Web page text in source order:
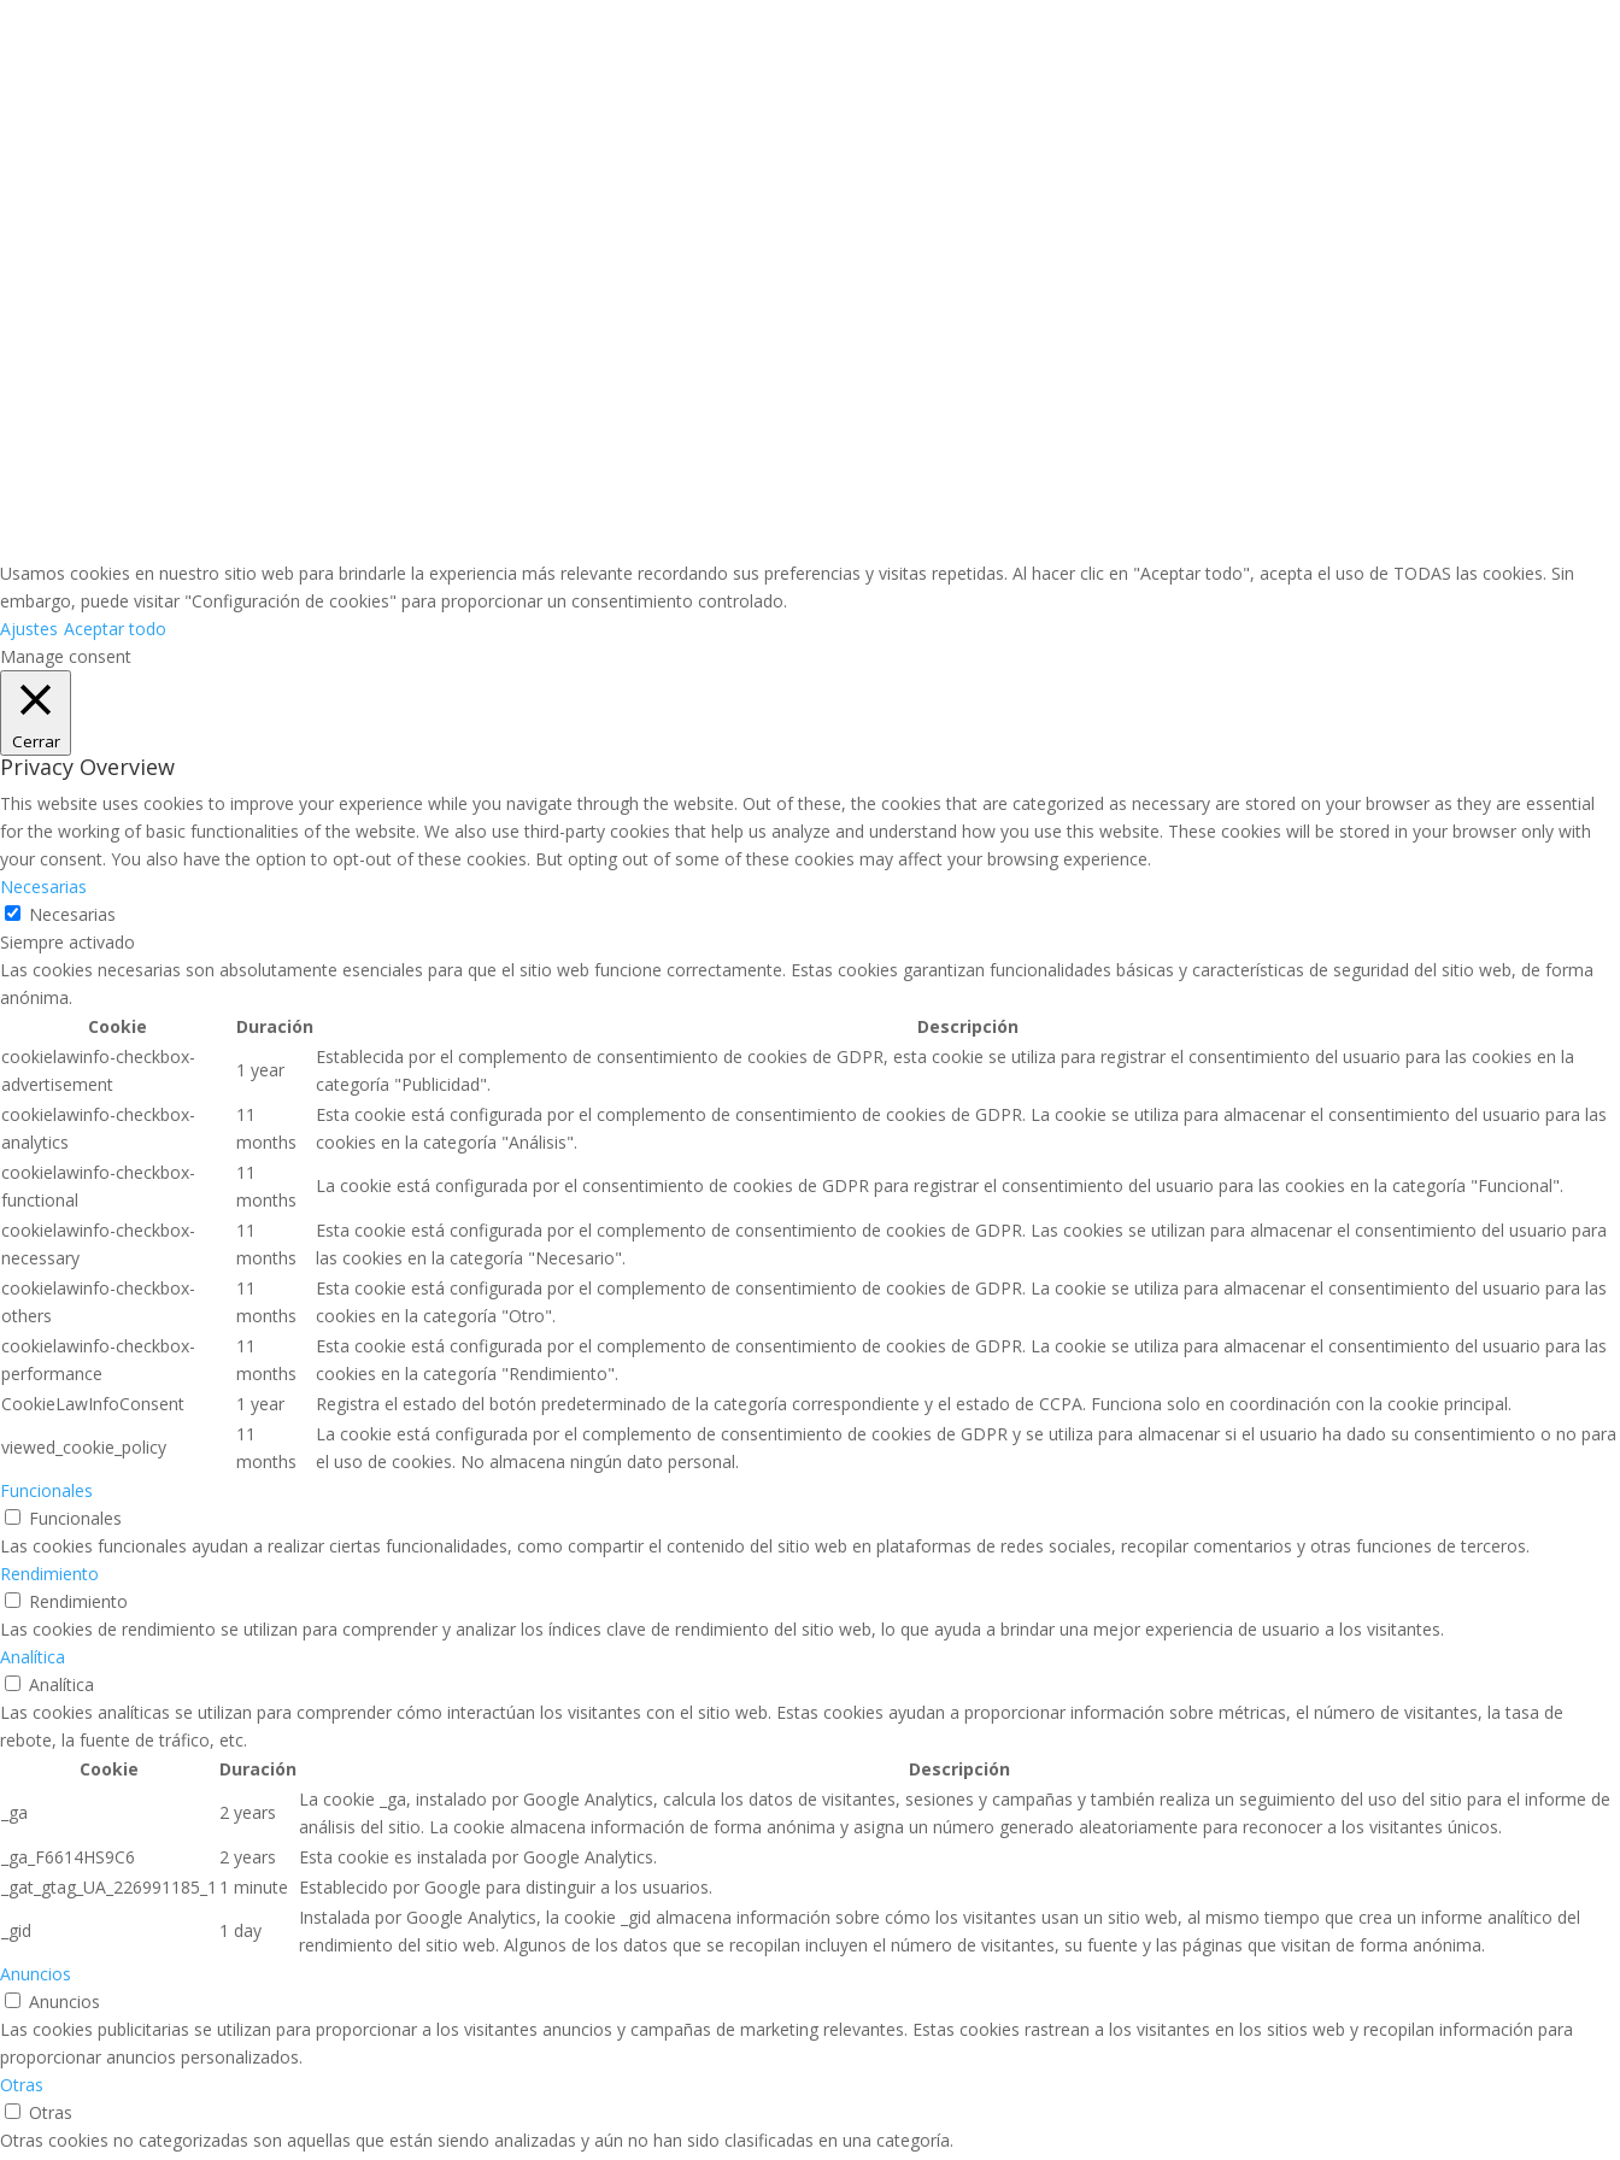
Usamos cookies en nuestro sitio web para brindarle la experiencia más relevante recordando sus preferencias y visitas repetidas. Al hacer clic en "Aceptar todo", acepta el uso de TODAS las cookies. Sin
embargo, puede visitar "Configuración de cookies" para proporcionar un consentimiento controlado.
Ajustes Aceptar todo
Manage consent
Cerrar
Privacy Overview
This website uses cookies to improve your experience while you navigate through the website. Out of these, the cookies that are categorized as necessary are stored on your browser as they are essential
for the working of basic functionalities of the website. We also use third-party cookies that help us analyze and understand how you use this website. These cookies will be stored in your browser only with
your consent. You also have the option to opt-out of these cookies. But opting out of some of these cookies may affect your browsing experience.
Necesarias
Necesarias
Siempre activado
Las cookies necesarias son absolutamente esenciales para que el sitio web funcione correctamente. Estas cookies garantizan funcionalidades básicas y características de seguridad del sitio web, de forma
anónima.
Cookie
Duración
Descripción
cookielawinfo-checkbox-
advertisement
1 year
Establecida por el complemento de consentimiento de cookies de GDPR, esta cookie se utiliza para registrar el consentimiento del usuario para las cookies en la
categoría "Publicidad".
cookielawinfo-checkbox-
analytics
11
months
Esta cookie está configurada por el complemento de consentimiento de cookies de GDPR. La cookie se utiliza para almacenar el consentimiento del usuario para las
cookies en la categoría "Análisis".
cookielawinfo-checkbox-
functional
11
months
La cookie está configurada por el consentimiento de cookies de GDPR para registrar el consentimiento del usuario para las cookies en la categoría "Funcional".
cookielawinfo-checkbox-
necessary
11
months
Esta cookie está configurada por el complemento de consentimiento de cookies de GDPR. Las cookies se utilizan para almacenar el consentimiento del usuario para
las cookies en la categoría "Necesario".
cookielawinfo-checkbox-
others
11
months
Esta cookie está configurada por el complemento de consentimiento de cookies de GDPR. La cookie se utiliza para almacenar el consentimiento del usuario para las
cookies en la categoría "Otro".
cookielawinfo-checkbox-
performance
11
months
Esta cookie está configurada por el complemento de consentimiento de cookies de GDPR. La cookie se utiliza para almacenar el consentimiento del usuario para las
cookies en la categoría "Rendimiento".
CookieLawInfoConsent
1 year
Registra el estado del botón predeterminado de la categoría correspondiente y el estado de CCPA. Funciona solo en coordinación con la cookie principal.
viewed_cookie_policy
11
months
La cookie está configurada por el complemento de consentimiento de cookies de GDPR y se utiliza para almacenar si el usuario ha dado su consentimiento o no para
el uso de cookies. No almacena ningún dato personal.
Funcionales
Funcionales
Las cookies funcionales ayudan a realizar ciertas funcionalidades, como compartir el contenido del sitio web en plataformas de redes sociales, recopilar comentarios y otras funciones de terceros.
Rendimiento
Rendimiento
Las cookies de rendimiento se utilizan para comprender y analizar los índices clave de rendimiento del sitio web, lo que ayuda a brindar una mejor experiencia de usuario a los visitantes.
Analítica
Analítica
Las cookies analíticas se utilizan para comprender cómo interactúan los visitantes con el sitio web. Estas cookies ayudan a proporcionar información sobre métricas, el número de visitantes, la tasa de
rebote, la fuente de tráfico, etc.
Cookie
Duración
Descripción
_ga
2 years
La cookie _ga, instalado por Google Analytics, calcula los datos de visitantes, sesiones y campañas y también realiza un seguimiento del uso del sitio para el informe de
análisis del sitio. La cookie almacena información de forma anónima y asigna un número generado aleatoriamente para reconocer a los visitantes únicos.
_ga_F6614HS9C6
2 years
Esta cookie es instalada por Google Analytics.
_gat_gtag_UA_226991185_1 1 minute Establecido por Google para distinguir a los usuarios.
_gid
1 day
Instalada por Google Analytics, la cookie _gid almacena información sobre cómo los visitantes usan un sitio web, al mismo tiempo que crea un informe analítico del
rendimiento del sitio web. Algunos de los datos que se recopilan incluyen el número de visitantes, su fuente y las páginas que visitan de forma anónima.
Anuncios
Anuncios
Las cookies publicitarias se utilizan para proporcionar a los visitantes anuncios y campañas de marketing relevantes. Estas cookies rastrean a los visitantes en los sitios web y recopilan información para
proporcionar anuncios personalizados.
Otras
Otras
Otras cookies no categorizadas son aquellas que están siendo analizadas y aún no han sido clasificadas en una categoría.